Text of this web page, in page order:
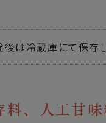
は冷蔵庫にて保存
料、人工甘